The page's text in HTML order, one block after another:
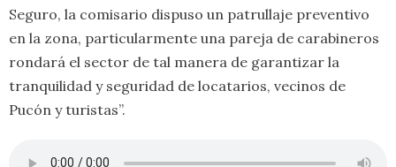
Seguro, la comisario dispuso un patrullaje preventivo
en la zona, particularmente una pareja de carabineros
rondará el sector de tal manera de garantizar la
tranquilidad y seguridad de locatarios, vecinos de
Pucón y turistas”.